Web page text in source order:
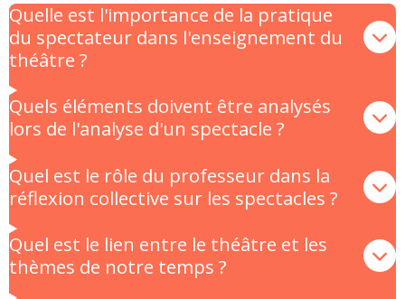
Quelle est l'importance de la pratique
du spectateur dans l'enseignement du
théâtre ?
Quels éléments doivent être analysés
lors de l'analyse d'un spectacle ?
Quel est le rôle du professeur dans la
réflexion collective sur les spectacles ?
Quel est le lien entre le théâtre et les
thèmes de notre temps ?